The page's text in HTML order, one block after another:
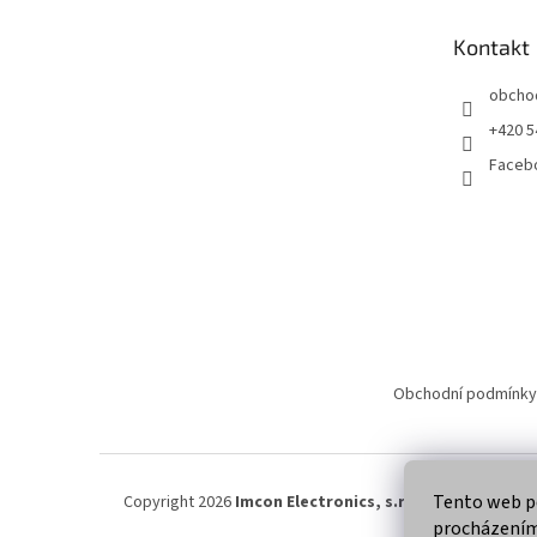
Tento web
Kontakt
+420
Obchodní podmínky
Copyright 2026 Imcon Electronics, s.r.o. . Všechna